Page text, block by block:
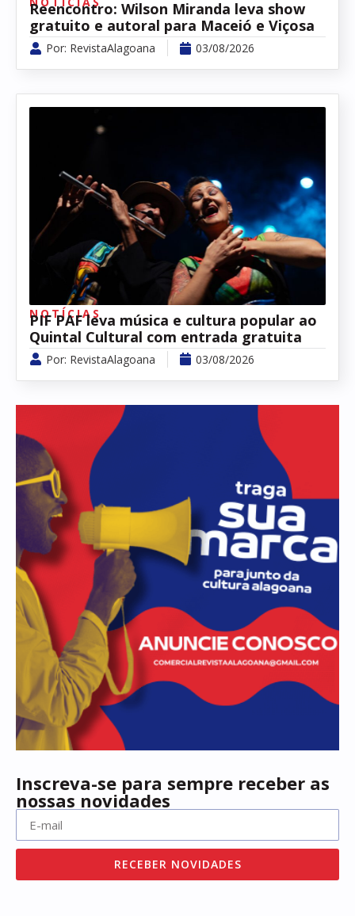
Reencontro: Wilson Miranda leva show
gratuito e autoral para Maceió e Viçosa
Por: RevistaAlagoana 03/08/2026
NOTÍCIAS
PIF PAF leva música e cultura popular ao
Quintal Cultural com entrada gratuita
Por: RevistaAlagoana 03/08/2026
Inscreva-se para sempre receber as
nossas novidades
RECEBER NOVIDADES